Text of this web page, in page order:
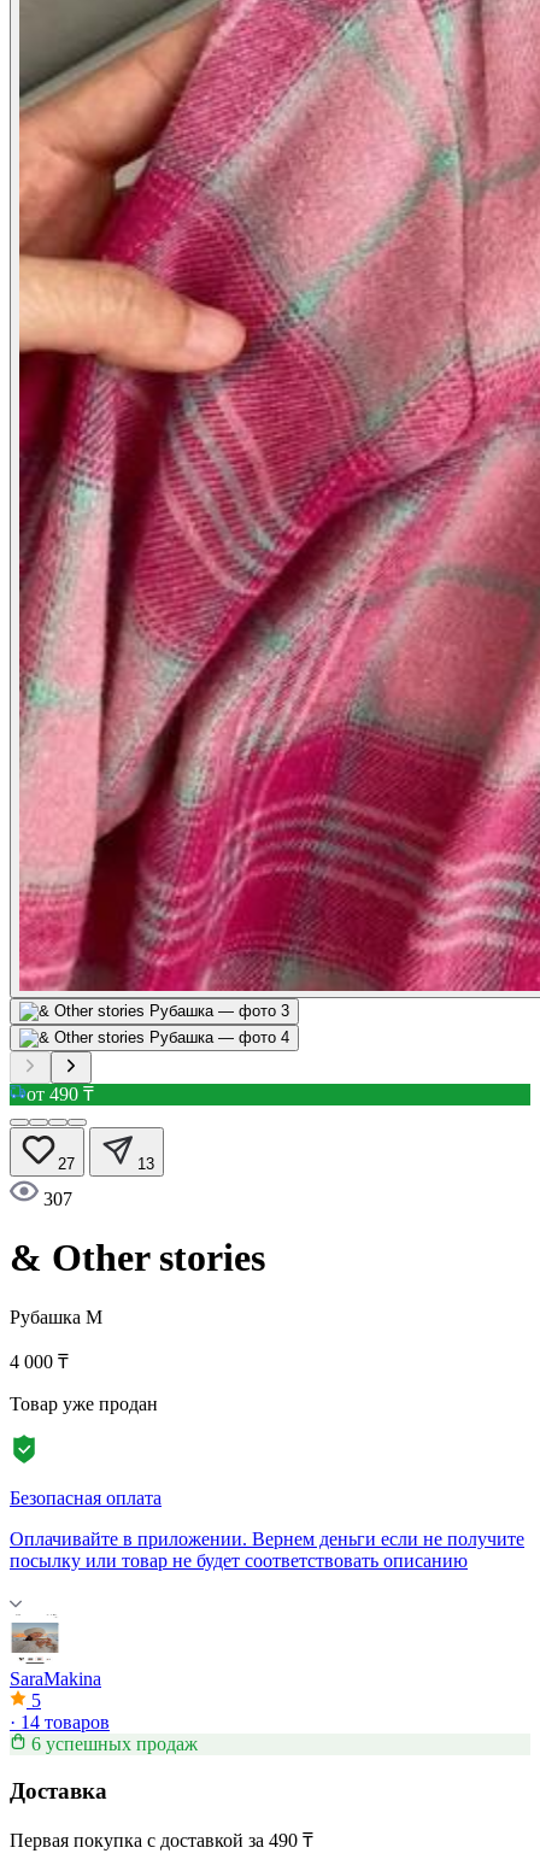
от 490 ₸
27 13
307
& Other stories
Рубашка M
4 000 ₸
Товар уже продан
Безопасная оплата
Оплачивайте в приложении. Вернем деньги если не получите
посылку или товар не будет соответствовать описанию
SaraMakina
5
· 14 товаров
6 успешных продаж
Доставка
Первая покупка с доставкой за 490 ₸